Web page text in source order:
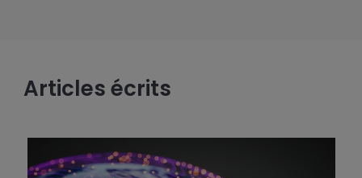
Articles écrits